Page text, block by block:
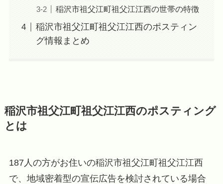
稲沢市祖父江町祖父江江西の世帯の特徴
稲沢市祖父江町祖父江江西のポスティン
グ情報まとめ
稲沢市祖父江町祖父江江西のポスティング
とは
187人の方がお住いの稲沢市祖父江町祖父江江西
で、地域密着型の宣伝広告を検討されている場合